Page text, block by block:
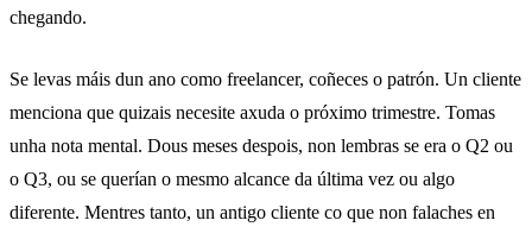
chegando.
Se levas máis dun ano como freelancer, coñeces o patrón. Un cliente
menciona que quizais necesite axuda o próximo trimestre. Tomas
unha nota mental. Dous meses despois, non lembras se era o Q2 ou
o Q3, ou se querían o mesmo alcance da última vez ou algo
diferente. Mentres tanto, un antigo cliente co que non falaches en